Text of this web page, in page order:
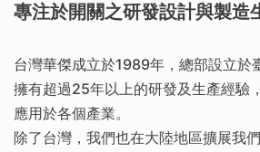
專注於開關之研發設計與製造
台灣華傑成立於1989年，總部設立於
擁有超過25年以上的研發及生產經驗
應用於各個產業。
除了台灣，我們也在大陸地區擴展我